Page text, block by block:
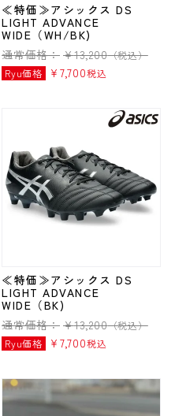
≪特価≫アシックス DS
LIGHT ADVANCE
WIDE（WH/BK)
通常価格： ¥13,200（税込）
Ryu価格
¥ 7,700税込
≪特価≫アシックス DS
LIGHT ADVANCE
WIDE（BK)
通常価格： ¥13,200（税込）
Ryu価格
¥ 7,700税込